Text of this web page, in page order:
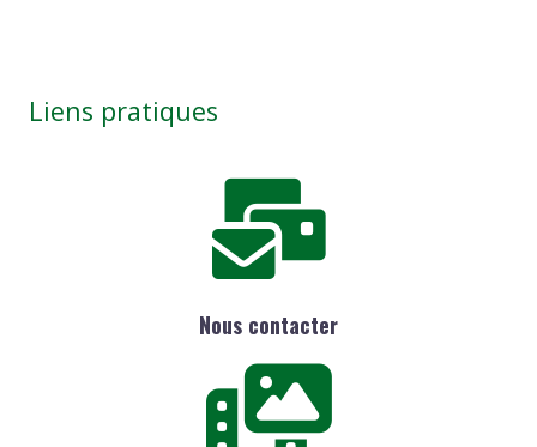
Liens pratiques
Nous contacter